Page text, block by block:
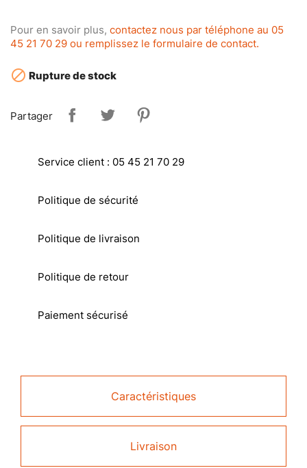
Pour en savoir plus, contactez nous par téléphone au 05
45 21 70 29 ou remplissez le formulaire de contact.
 Rupture de stock
Partager
Service client : 05 45 21 70 29
Politique de sécurité
Politique de livraison
Politique de retour
Paiement sécurisé
Caractéristiques
Livraison